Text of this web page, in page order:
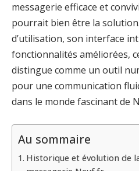
messagerie efficace et
pourrait bien être la
d’utilisation, son interface
fonctionnalités améliorées,
distingue comme un outil
pour une communication
dans le monde fascinant de
Au sommaire
Historique et évolution de